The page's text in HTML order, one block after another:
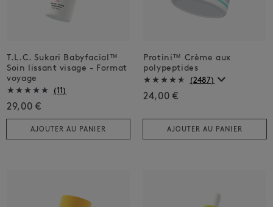
T.L.C. Sukari Babyfacial™
Soin lissant visage - Format
voyage
(11)
29,00 €
AJOUTER AU PANIER
Protini™ Crème aux
polypeptides
(2487)
24,00 €
AJOUTER AU PANIER